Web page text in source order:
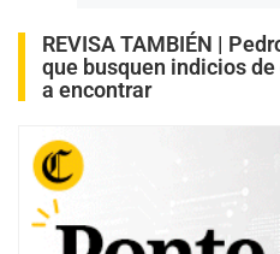
REVISA TAMBIÉN |
que busquen indicios
a encontrar